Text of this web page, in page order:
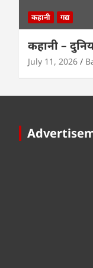
कहानी गद्य
कहानी –
July 11, 2026